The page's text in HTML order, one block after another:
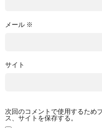
メール ※
サイト
次回のコメントで使用するため
ス、サイトを保存する。